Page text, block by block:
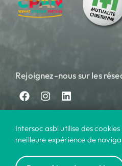
Rejoignez-nous sur les
Intersoc asbl utilise des
meilleure expérience de